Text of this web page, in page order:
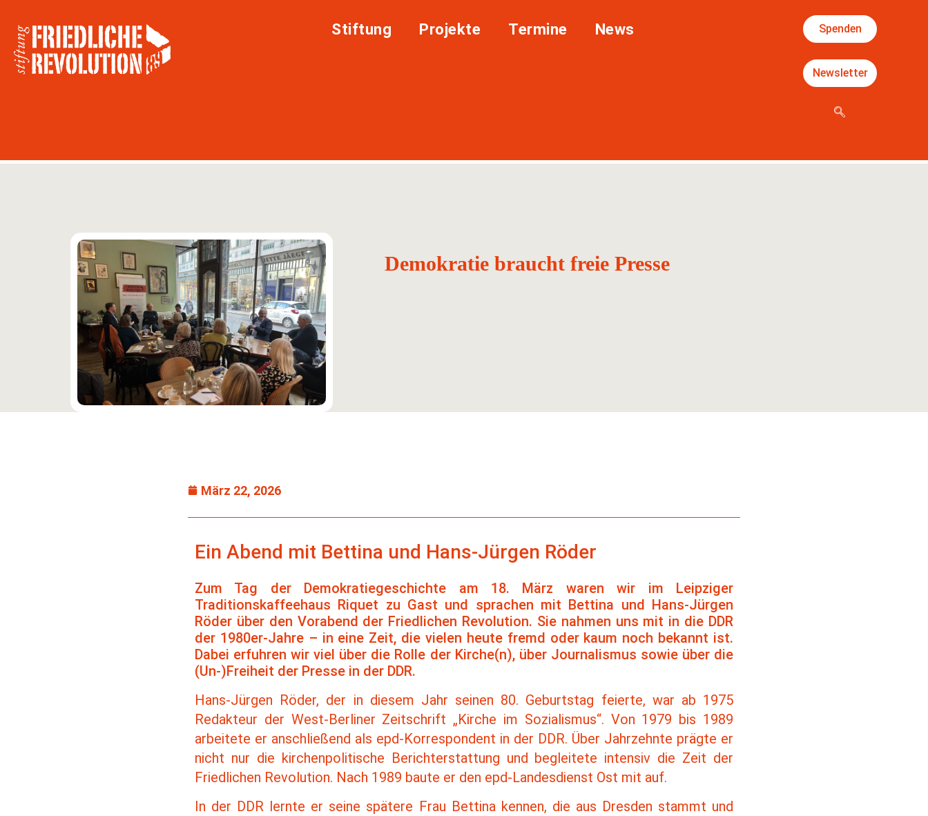
Stiftung Projekte Termine News Spenden
Newsletter
Demokratie braucht freie Presse
März 22, 2026
Ein Abend mit Bettina und Hans-Jürgen Röder
Zum Tag der Demokratiegeschichte am 18. März waren wir im Leipziger
Traditionskaffeehaus Riquet zu Gast und sprachen mit Bettina und Hans-Jürgen
Röder über den Vorabend der Friedlichen Revolution. Sie nahmen uns mit in die DDR
der 1980er-Jahre – in eine Zeit, die vielen heute fremd oder kaum noch bekannt ist.
Dabei erfuhren wir viel über die Rolle der Kirche(n), über Journalismus sowie über die
(Un-)Freiheit der Presse in der DDR.
Hans-Jürgen Röder, der in diesem Jahr seinen 80. Geburtstag feierte, war ab 1975
Redakteur der West-Berliner Zeitschrift „Kirche im Sozialismus“. Von 1979 bis 1989
arbeitete er anschließend als epd-Korrespondent in der DDR. Über Jahrzehnte prägte er
nicht nur die kirchenpolitische Berichterstattung und begleitete intensiv die Zeit der
Friedlichen Revolution. Nach 1989 baute er den epd-Landesdienst Ost mit auf.
In der DDR lernte er seine spätere Frau Bettina kennen, die aus Dresden stammt und